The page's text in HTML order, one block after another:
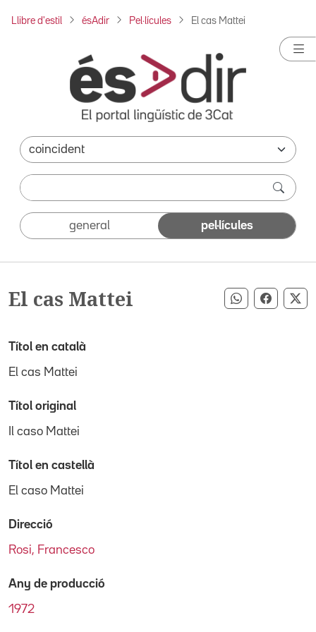
Llibre d'estil ésAdir Pel·lícules El cas Mattei
general pel·lícules
El cas Mattei Compartir
Títol en català
El cas Mattei
Títol original
Il caso Mattei
Títol en castellà
El caso Mattei
Direcció
Rosi, Francesco
Any de producció
1972